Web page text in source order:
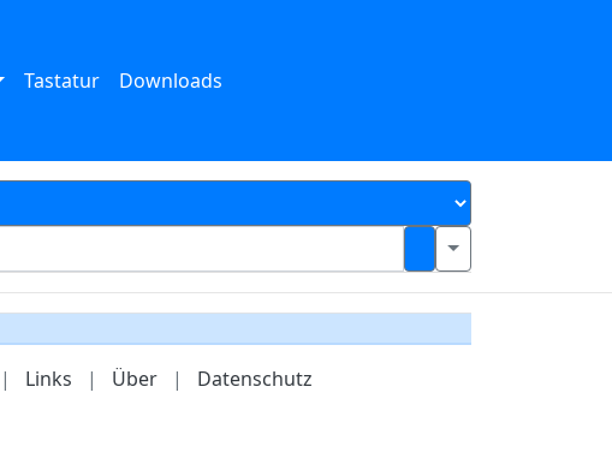
Tastatur Downloads
| Links | Über | Datenschutz